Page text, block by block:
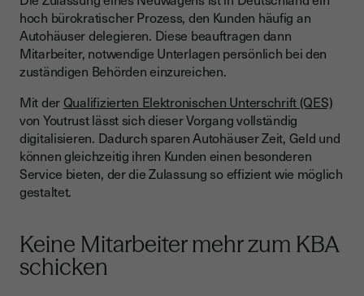
Erforderliche Dokumente und Informationen für die
Zulassung
Teilweise Termine nötig
Erklärung der Gebühren und Zahlungsmöglichkeiten
Häufige Probleme und Tipps zur Fehlerbehebung
Warum sollten Autohäuser die Zulassung für ihre Kunden
übernehmen?
Die Herausforderung bei der physischen Fahrzeugzulassung
für Autohäuser
hoch bürokratischer Prozess, den Kunden häufig an
Autohäuser delegieren. Diese beauftragen dann
Mitarbeiter, notwendige Unterlagen persönlich bei den
zuständigen Behörden einzureichen.
Mit der Qualifizierten Elektronischen Unterschrift (QES)
von Youtrust lässt sich dieser Vorgang vollständig
digitalisieren. Dadurch sparen Autohäuser Zeit, Geld und
können gleichzeitig ihren Kunden einen besonderen
Service bieten, der die Zulassung so effizient wie möglich
gestaltet.
Keine Mitarbeiter mehr zum KBA
schicken